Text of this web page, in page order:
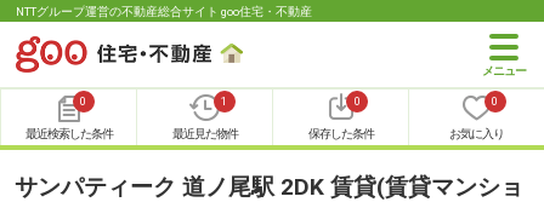
NTTグループ運営の不動産総合サイト goo住宅・不動産
0
最近検索した条件
1
最近見た物件
0
保存した条件
0
お気に入り
サンパティーク 道ノ尾駅 2DK 賃貸(賃貸マンショ